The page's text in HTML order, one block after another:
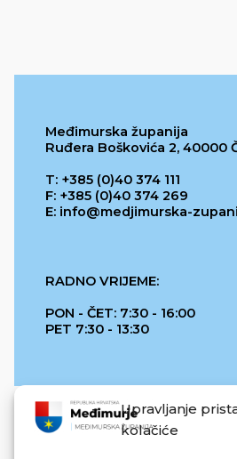
Upravljanje
kolačiće
Međimurska županija
Ruđera Boškovića 2, 40000
T: +385 (0)40 374 111
F: +385 (0)40 374 269
E: info@medjimurska-
RADNO VRIJEME:
PON - ČET: 7:30 - 16:00
PET 7:30 - 13:30